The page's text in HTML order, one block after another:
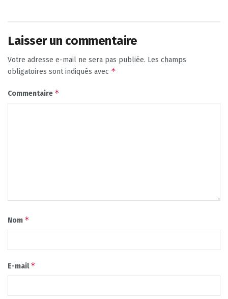
Laisser un commentaire
Votre adresse e-mail ne sera pas publiée. Les champs
obligatoires sont indiqués avec *
Commentaire *
Nom *
E-mail*